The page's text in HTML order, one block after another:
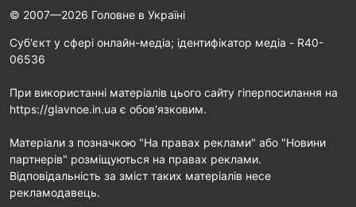
© 2007—2026 Головне в Україні
Cуб'єкт у сфері онлайн-медіа; ідентифікатор медіа - R40-
06536
При використанні матеріалів цього сайту гіперпосилання на
https://glavnoe.in.ua є обов'язковим.
Матеріали з позначкою "На правах реклами" або "Новини
партнерів" розміщуються на правах реклами.
Відповідальність за зміст таких матеріалів несе
рекламодавець.